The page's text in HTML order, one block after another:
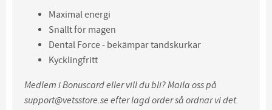
Maximal energi
Snällt för magen
Dental Force - bekämpar tandskurkar
Kycklingfritt
Medlem i Bonuscard eller vill du bli? Maila oss på
support@vetsstore.se efter lagd order så ordnar vi det.